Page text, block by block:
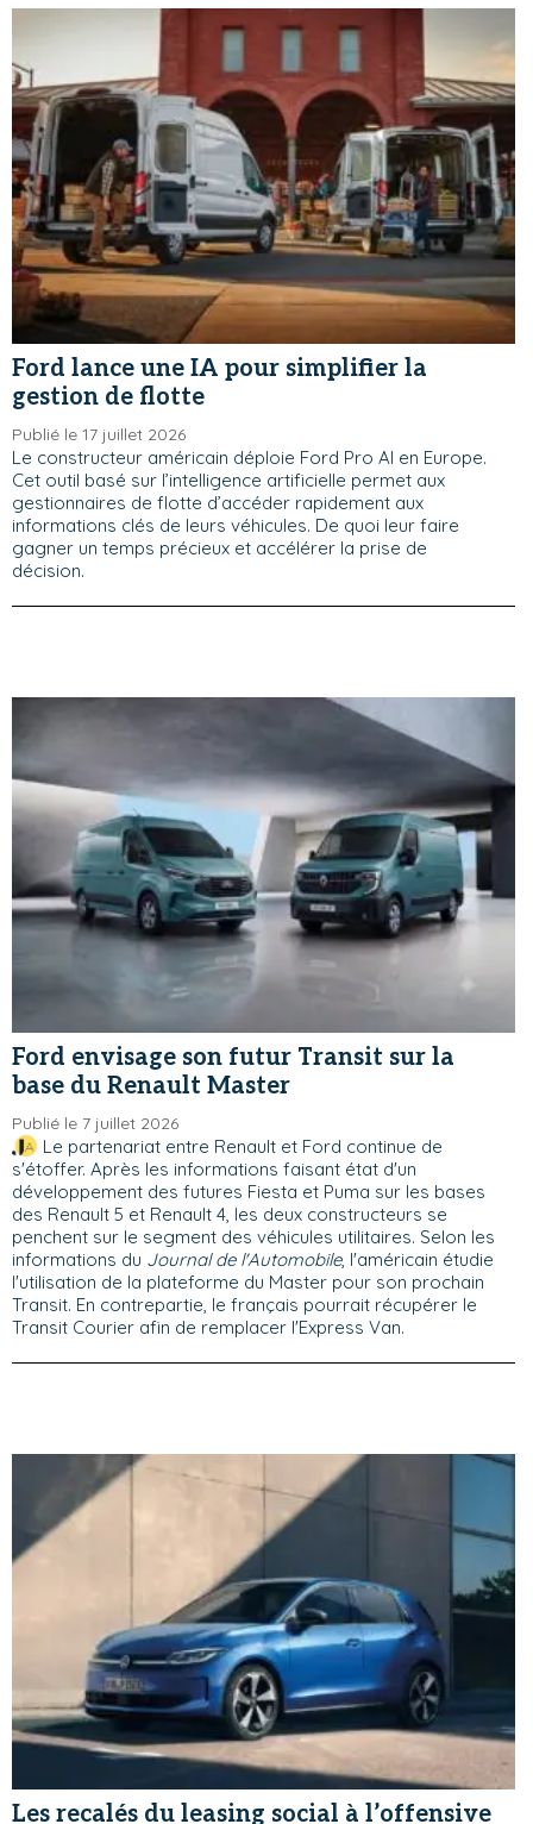
Ford lance une IA pour simplifier la
gestion de flotte
Publié le 17 juillet 2026
Le constructeur américain déploie Ford Pro AI en Europe.
Cet outil basé sur l’intelligence artificielle permet aux
gestionnaires de flotte d’accéder rapidement aux
informations clés de leurs véhicules. De quoi leur faire
gagner un temps précieux et accélérer la prise de
décision.
Ford envisage son futur Transit sur la
base du Renault Master
Publié le 7 juillet 2026
Le partenariat entre Renault et Ford continue de
s'étoffer. Après les informations faisant état d'un
développement des futures Fiesta et Puma sur les bases
des Renault 5 et Renault 4, les deux constructeurs se
penchent sur le segment des véhicules utilitaires. Selon les
informations du Journal de l'Automobile, l'américain étudie
l'utilisation de la plateforme du Master pour son prochain
Transit. En contrepartie, le français pourrait récupérer le
Transit Courier afin de remplacer l'Express Van.
Les recalés du leasing social à l’offensive